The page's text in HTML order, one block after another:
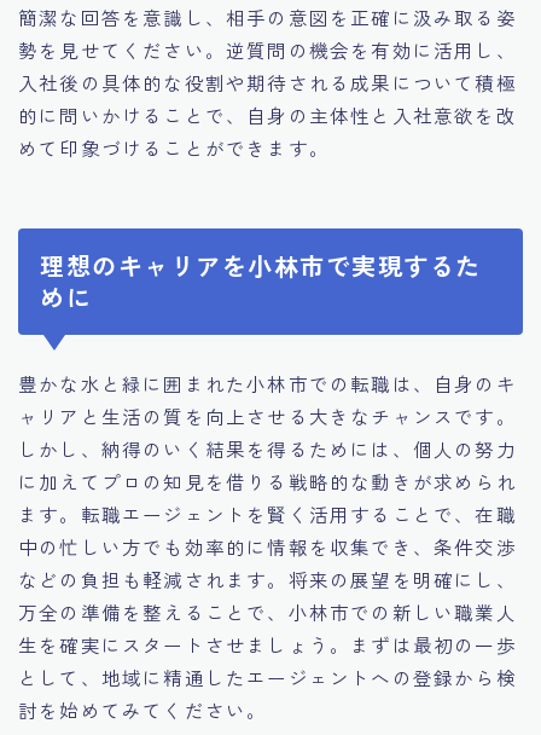
簡潔な回答を意識し、相手の意図を正確に汲み取る姿
勢を見せてください。逆質問の機会を有効に活用し、
入社後の具体的な役割や期待される成果について積極
的に問いかけることで、自身の主体性と入社意欲を改
めて印象づけることができます。
理想のキャリアを小林市で実現するた
めに
豊かな水と緑に囲まれた小林市での転職は、自身のキ
ャリアと生活の質を向上させる大きなチャンスです。
しかし、納得のいく結果を得るためには、個人の努力
に加えてプロの知見を借りる戦略的な動きが求められ
ます。転職エージェントを賢く活用することで、在職
中の忙しい方でも効率的に情報を収集でき、条件交渉
などの負担も軽減されます。将来の展望を明確にし、
万全の準備を整えることで、小林市での新しい職業人
生を確実にスタートさせましょう。まずは最初の一歩
として、地域に精通したエージェントへの登録から検
討を始めてみてください。